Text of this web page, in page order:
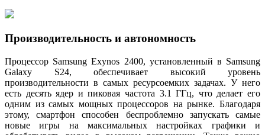
Производительность и автономность
Процессор Samsung Exynos 2400, установленный в Samsung
Galaxy S24, обеспечивает высокий уровень
производительности в самых ресурсоемких задачах. У него
есть десять ядер и пиковая частота 3.1 ГГц, что делает его
одним из самых мощных процессоров на рынке. Благодаря
этому, смартфон способен беспроблемно запускать самые
новые игры на максимальных настройках графики и